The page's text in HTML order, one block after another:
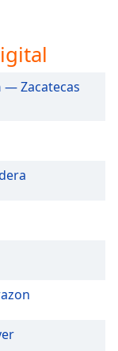
— Zacatecas